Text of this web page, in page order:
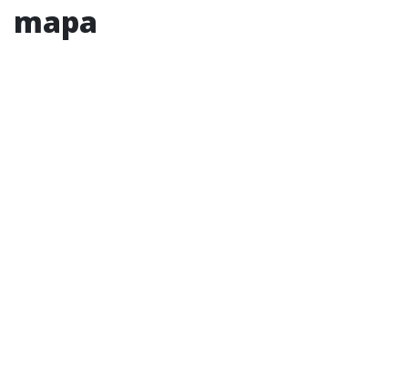
mapa